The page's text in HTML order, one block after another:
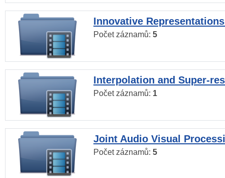
Innovative
Počet záznamů: 5
Interpolation and Super-
Počet záznamů: 1
Joint Audio Visual
Počet záznamů: 5